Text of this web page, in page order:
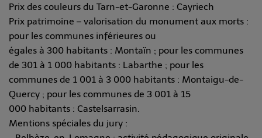
Prix des couleurs du Tarn-et-Garonne : Cayriech
Prix patrimoine – valorisation du monument aux morts :
pour les communes inférieures ou
égales à 300 habitants : Montaïn ; pour les communes
de 301 à 1 000 habitants : Labarthe ; pour les
communes de 1 001 à 3 000 habitants : Montaigu-de-
Quercy ; pour les communes de 3 001 à 15
000 habitants : Castelsarrasin.
Mentions spéciales du jury :